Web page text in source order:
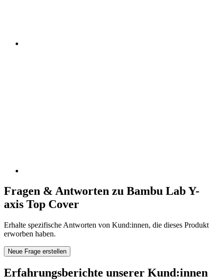
Fragen & Antworten zu Bambu Lab Y-
axis Top Cover
Erhalte spezifische Antworten von Kund:innen, die dieses Produkt
erworben haben.
Neue Frage erstellen
Erfahrungsberichte unserer Kund:innen